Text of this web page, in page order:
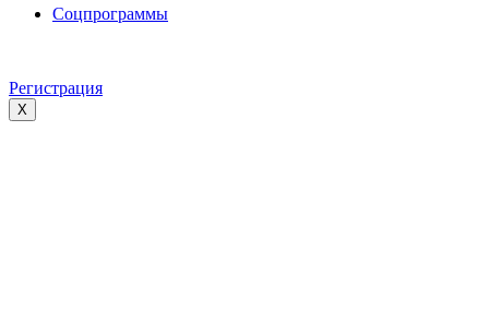
Соцпрограммы
Регистрация
X